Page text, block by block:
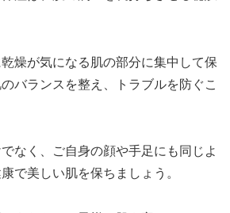
燥が気になる肌の部分に集中して保
バランスを整え、トラブルを防ぐこ
なく、ご自身の顔や手足にも同じよ
で美しい肌を保ちましょう。